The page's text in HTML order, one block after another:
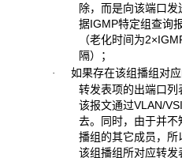
除，而是向该端口
据IGMP特定组查询
（老化时间为
隔）；
· 如果存在该组播组对应
转发表项的出端口
该报文通过VLAN/
去。同时，由于并不
播组的其它成员，所
该组播组所对应转